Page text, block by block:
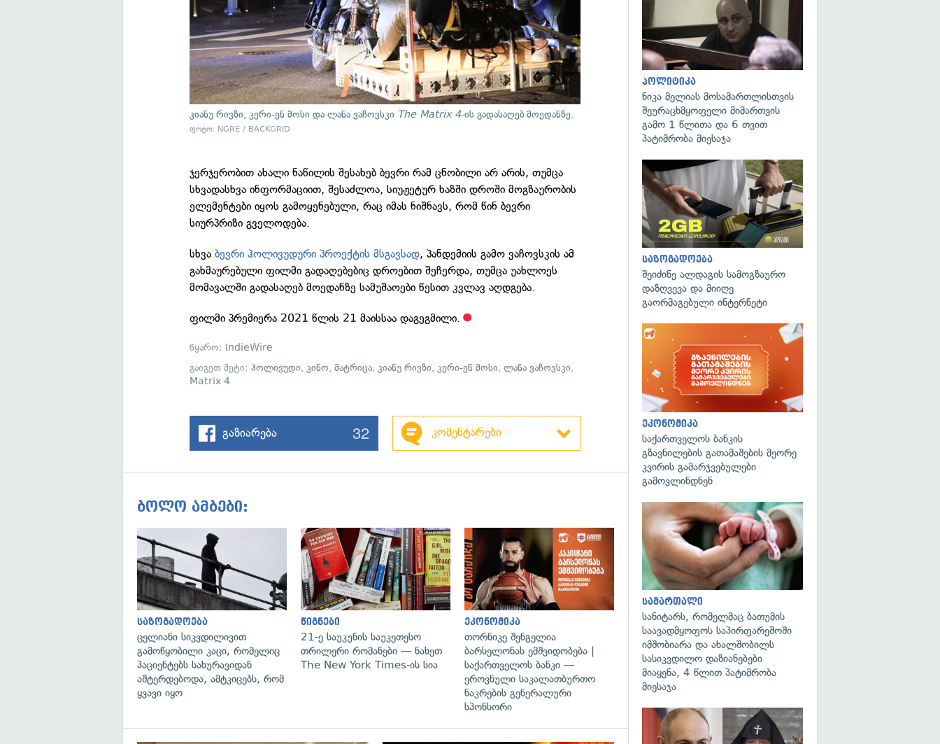
კიანუ რივზი, კერი-ენ მოსი და ლანა ვაჩოვსკი The Matrix 4-ის გადასაღებ მოედანზე.
ფოტო: NGRE / BACKGRID
ჯერჯერობით ახალი ნაწილის შესახებ ბევრი რამ ცნობილი არ არის, თუმცა
სხვადასხვა ინფორმაციით, შესაძლოა, სიუჟეტურ ხაზში დროში მოგზაურობის
ელემენტები იყოს გამოყენებული, რაც იმას ნიშნავს, რომ წინ ბევრი
სიურპრიზი გველოდება.
სხვაბევრი ჰოლივუდური პროექტის მსგავსად, პანდემიის გამო ვაჩოვსკის ამ
გახმაურებული ფილმი გადაღებებიც დროებით შეჩერდა, თუმცა უახლოეს
მომავალში გადასაღებ მოედანზე სამუშაოები წესით კვლავ აღდგება.
ფილმი პრემიერა 2021 წლის 21 მაისსაა დაგეგმილი.
წყარო: IndieWire
გაიგეთ მეტი:ჰოლივუდი,კინო,მატრიცა,კიანუ რივზი,კერი-ენ მოსი,ლანა ვაჩოვსკი,
Matrix 4
გაზიარება 32 კომენტარები
ბოლო ამბები:
გადახედვა
საზოგადოება
ცელიანი სიკვდილივით
გამოწყობილი კაცი, რომელიც
პაციენტებს სახურავიდან
აშტერდებოდა, ამტკიცებს, რომ
ყვავი იყო
გადახედვა
წიგნები
21-ე საუკუნის საუკეთესო
თრილერი რომანები — ნახეთ
The New York Times-ის სია
ეკონომიკა
თორნიკე შენგელია
ბარსელონას ემშვიდობება |
საქართველოს ბანკი —
ეროვნული საკალათბურთო
ნაკრების გენერალური
სპონსორი
პოლიტიკა
ნიკა მელიას მოსამართლისთვის
შეურაცხმყოფელი მიმართვის
გამო 1 წლითა და 6 თვით
პატიმრობა მიესაჯა
საზოგადოება
შეიძინე ალდაგის სამოგზაურო
დაზღვევა და მიიღე
გაორმაგებული ინტერნეტი
ეკონომიკა
საქართველოს ბანკის
გზავნილების გათამაშების მეორე
კვირის გამარჯვებულები
გამოვლინდნენ
სამართალი
სანიტარს, რომელმაც ბათუმის
საავადმყოფოს საპირფარეშოში
იმშობიარა და ახალშობილს
სასიკვდილო დაზიანებები
მიაყენა, 4 წლით პატიმრობა
მიესაჯა